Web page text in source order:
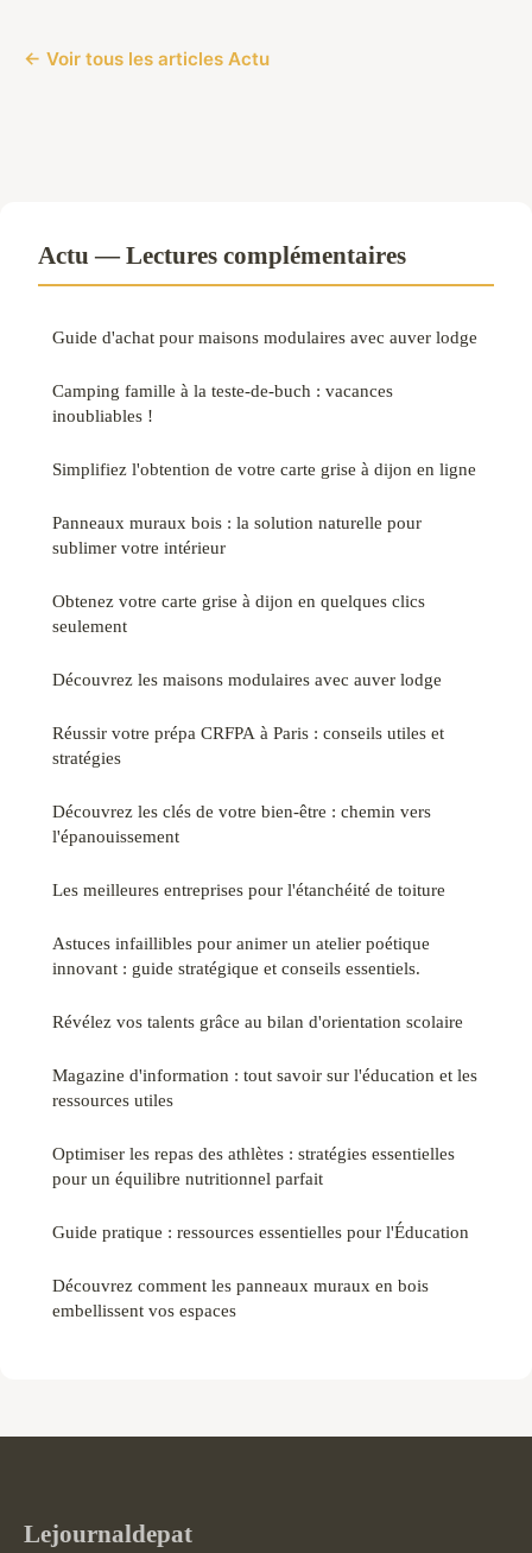
← Voir tous les articles Actu
Actu — Lectures complémentaires
Guide d'achat pour maisons modulaires avec auver lodge
Camping famille à la teste-de-buch : vacances
inoubliables !
Simplifiez l'obtention de votre carte grise à dijon en ligne
Panneaux muraux bois : la solution naturelle pour
sublimer votre intérieur
Obtenez votre carte grise à dijon en quelques clics
seulement
Découvrez les maisons modulaires avec auver lodge
Réussir votre prépa CRFPA à Paris : conseils utiles et
stratégies
Découvrez les clés de votre bien-être : chemin vers
l'épanouissement
Les meilleures entreprises pour l'étanchéité de toiture
Astuces infaillibles pour animer un atelier poétique
innovant : guide stratégique et conseils essentiels.
Révélez vos talents grâce au bilan d'orientation scolaire
Magazine d'information : tout savoir sur l'éducation et les
ressources utiles
Optimiser les repas des athlètes : stratégies essentielles
pour un équilibre nutritionnel parfait
Guide pratique : ressources essentielles pour l'Éducation
Découvrez comment les panneaux muraux en bois
embellissent vos espaces
Lejournaldepat